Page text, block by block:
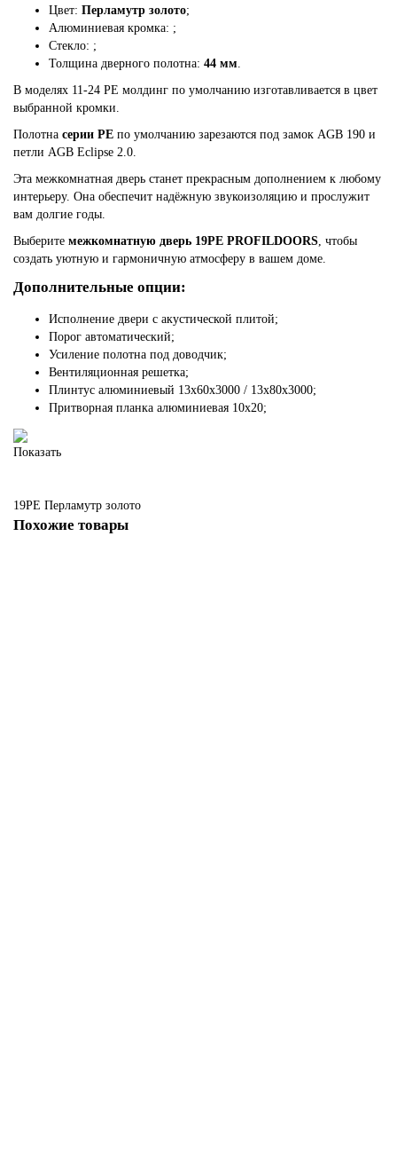
Цвет: Перламутр золото;
Алюминиевая кромка: ;
Стекло: ;
Толщина дверного полотна: 44 мм.
В моделях 11-24 PE молдинг по умолчанию изготавливается в цвет
выбранной кромки.
Полотна серии PE по умолчанию зарезаются под замок AGB 190 и
петли AGB Eclipse 2.0.
Эта межкомнатная дверь станет прекрасным дополнением к любому
интерьеру. Она обеспечит надёжную звукоизоляцию и прослужит
вам долгие годы.
Выберите межкомнатную дверь 19PE PROFILDOORS, чтобы
создать уютную и гармоничную атмосферу в вашем доме.
Дополнительные опции:
Исполнение двери с акустической плитой;
Порог автоматический;
Усиление полотна под доводчик;
Вентиляционная решетка;
Плинтус алюминиевый 13х60х3000 / 13х80х3000;
Притворная планка алюминиевая 10x20;
Показать
19PE Перламутр золото
Похожие товары